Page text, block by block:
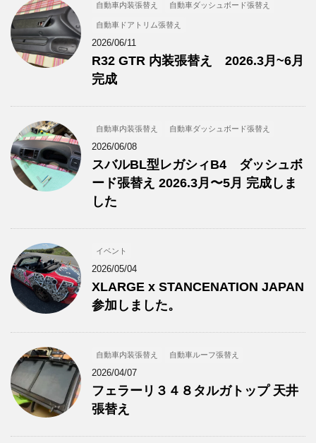
自動車内装張替え 自動車ダッシュボード張替え
自動車ドアトリム張替え
2026/06/11
R32 GTR 内装張替え 2026.3月~6月
完成
自動車内装張替え 自動車ダッシュボード張替え
2026/06/08
スバルBL型レガシィB4 ダッシュボ
ード張替え 2026.3月〜5月 完成しま
した
イベント
2026/05/04
XLARGE x STANCENATION JAPAN
参加しました。
自動車内装張替え 自動車ルーフ張替え
2026/04/07
フェラーリ３４８タルガトップ 天井
張替え